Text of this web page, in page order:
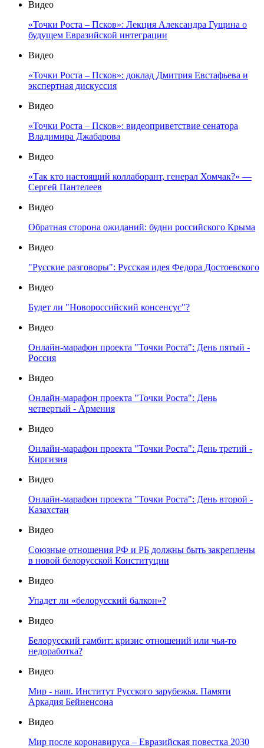
Видео
«Точки Роста – Псков»: Лекция Александра Гущина о
будущем Евразийской интеграции
Видео
«Точки Роста – Псков»: доклад Дмитрия Евстафьева и
экспертная дискуссия
Видео
«Точки Роста – Псков»: видеоприветствие сенатора
Владимира Джабарова
Видео
«Так кто настоящий коллаборант, генерал Хомчак?» —
Сергей Пантелеев
Видео
Обратная сторона ожиданий: будни российского Крыма
Видео
"Русские разговоры": Русская идея Федора Достоевского
Видео
Будет ли "Новороссийский консенсус"?
Видео
Онлайн-марафон проекта "Точки Роста": День пятый -
Россия
Видео
Онлайн-марафон проекта "Точки Роста": День
четвертый - Армения
Видео
Онлайн-марафон проекта "Точки Роста": День третий -
Киргизия
Видео
Онлайн-марафон проекта "Точки Роста": День второй -
Казахстан
Видео
Союзные отношения РФ и РБ должны быть закреплены
в новой белорусской Конституции
Видео
Упадет ли «белорусский балкон»?
Видео
Белорусский гамбит: кризис отношений или чья-то
недоработка?
Видео
Мир - наш. Институт Русского зарубежья. Памяти
Аркадия Бейненсона
Видео
Мир после коронавируса – Евразийская повестка 2030